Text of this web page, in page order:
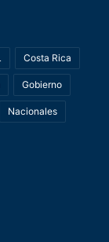
Costa Rica
Gobierno
Nacionales